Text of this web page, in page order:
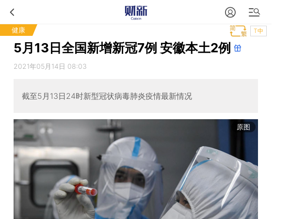
健康 T中
5月13日全国新增新冠7例 安徽本土2例
2021年05月14日 08:03
截至5月13日24时新型冠状病毒肺炎疫情最新情况
原图